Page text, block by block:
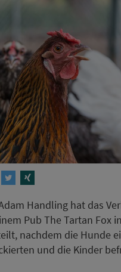
Handling hat das
Pub The Tartan Fox
nachdem die Hunde
und die Kinder